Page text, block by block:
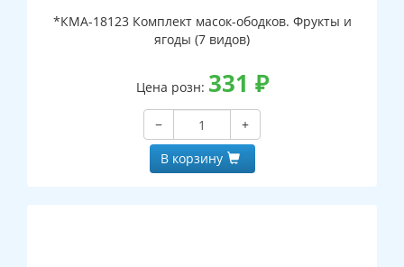
*КМА-18123 Комплект масок-ободков. Фрукты и
ягоды (7 видов)
Цена розн: 331 ₽
−
+
В корзину